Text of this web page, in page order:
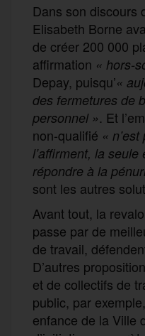
Dans son discours
Elisabeth Borne
de créer 200 000
affirmation « hors-
Depay, puisqu’«
des fermetures de
personnel ». Et
non-qualifié «
l’affirment, la
répondre à la
sont les autres
Avant tout, la
passe par de
de travail,
D’autres
et de collectifs de
public, par
enfance de la Ville